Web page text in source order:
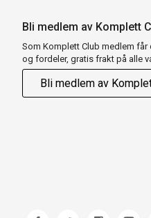
Bli medlem av Komplett
Som Komplett Club medlem
og fordeler, gratis frakt på alle
Bli medlem av